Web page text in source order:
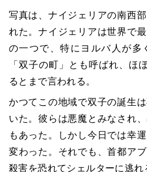
写真は、ナイジェリアの南西
れた。ナイジェリアは世界で
の一つで、特にヨルバ人が多
「双子の町」とも呼ばれ、ほ
るとまで言われる。
かつてこの地域で双子の誕生
いた。彼らは悪魔とみなされ
もあった。しかし今日では幸
変わった。それでも、首都ア
殺害を恐れてシェルターに逃れ